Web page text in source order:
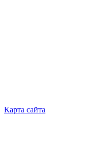
Карта сайта